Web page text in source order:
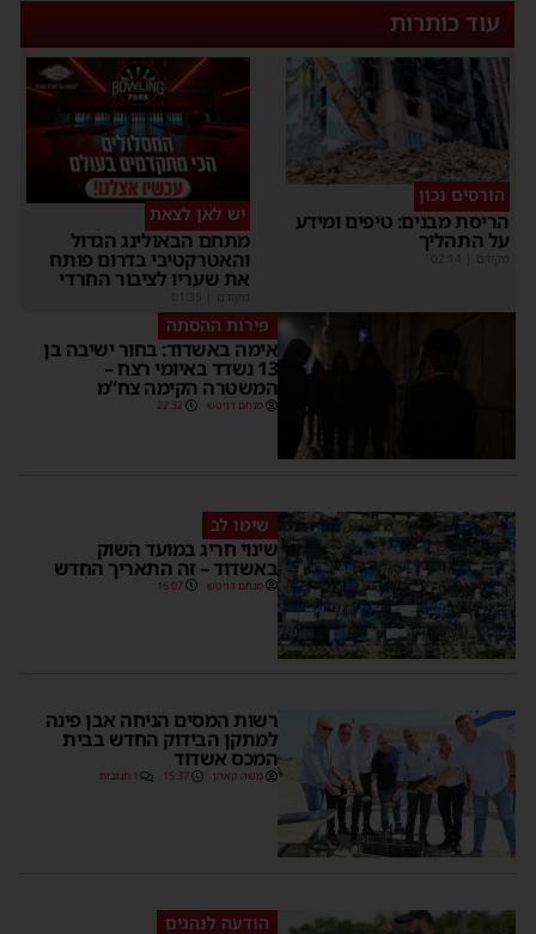
עוד כותרות
הורסים נכון
הריסת מבנים: טיפים ומידע
על התהליך
יש לאן לצאת
מתחם הבאולינג הגדול
והאטרקטיבי בדרום פותח
את שעריו לציבור החרדי
פירות ההסתה
אימה באשדוד: בחור ישיבה בן
13 נשדד באיומי רצח –
המשטרה הקימה צח”מ
מנחם דויטש 22:32
שימו לב
שינוי חריג במועד השוק
באשדוד – זה התאריך החדש
מנחם דויטש 16:07
רשות המסים הניחה אבן פינה
למתקן הבידוק החדש בבית
המכס אשדוד
משה קאהן 15:37 1 תגובות
הודעה לנהגים